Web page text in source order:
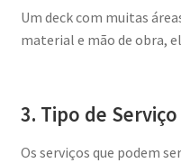
Um deck com muitas
material e mão de obra,
3. Tipo de
Os serviços que podem